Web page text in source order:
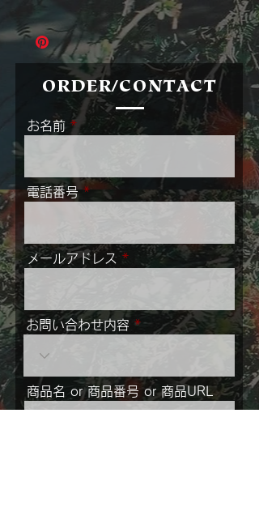
ORDER/CONTACT
お名前
電話番号
メールアドレス
お問い合わせ内容
商品名 or 商品番号 or 商品URL